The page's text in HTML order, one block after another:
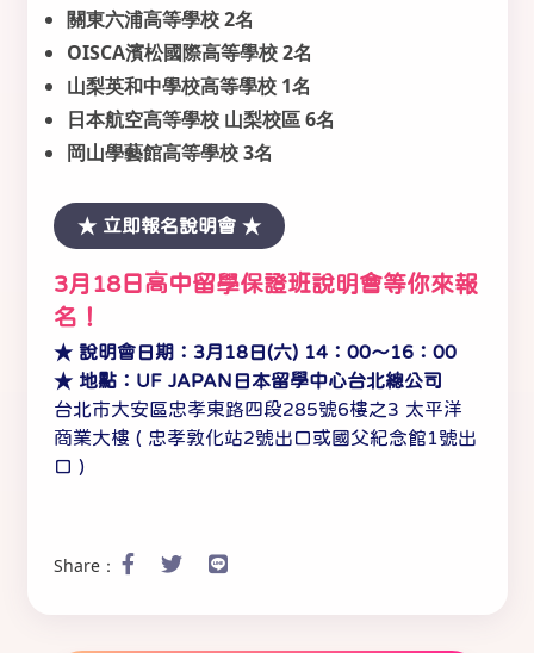
關東六浦高等學校 2名
OISCA濱松國際高等學校 2名
山梨英和中學校高等學校 1名
日本航空高等學校 山梨校區 6名
岡山學藝館高等學校 3名
★ 立即報名說明會 ★
3月18日高中留學保證班說明會等你來報
名！
★ 說明會日期：3月18日(六) 14：00～16：00
★ 地點：UF JAPAN日本留學中心台北總公司
台北市大安區忠孝東路四段285號6樓之3 太平洋
商業大樓 ( 忠孝敦化站2號出口或國父紀念館1號出
口 )
Share：